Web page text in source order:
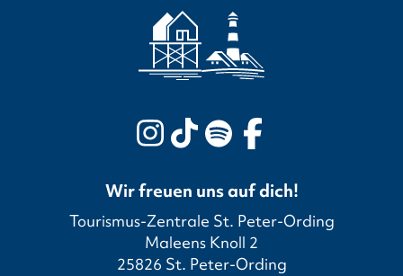
Wir freuen uns auf dich!
Tourismus-Zentrale St. Peter-Ording
Maleens Knoll 2
25826 St. Peter-Ording